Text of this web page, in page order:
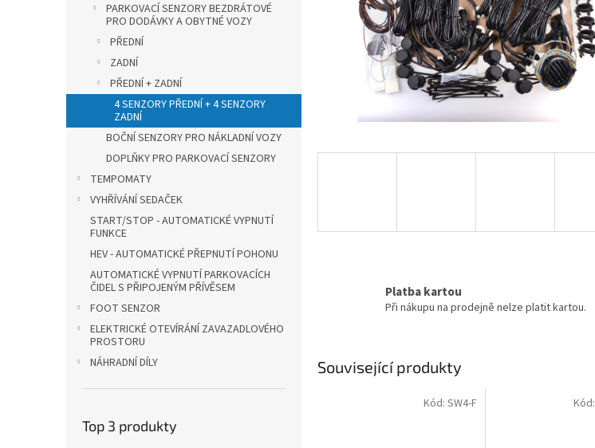
PARKOVACÍ SENZORY BEZDRÁTOVÉ
PRO DODÁVKY A OBYTNÉ VOZY
PŘEDNÍ
ZADNÍ
PŘEDNÍ + ZADNÍ
4 SENZORY PŘEDNÍ + 4 SENZORY
ZADNÍ
BOČNÍ SENZORY PRO NÁKLADNÍ VOZY
DOPLŇKY PRO PARKOVACÍ SENZORY
TEMPOMATY
VYHŘÍVÁNÍ SEDAČEK
START/STOP - AUTOMATICKÉ VYPNUTÍ
FUNKCE
HEV - AUTOMATICKÉ PŘEPNUTÍ POHONU
AUTOMATICKÉ VYPNUTÍ PARKOVACÍCH
ČIDEL S PŘIPOJENÝM PŘÍVĚSEM
FOOT SENZOR
ELEKTRICKÉ OTEVÍRÁNÍ ZAVAZADLOVÉHO
PROSTORU
NÁHRADNÍ DÍLY
Top 3 produkty
Platba kartou
Při nákupu na prodejně nelze platit kartou.
Související produkty
Kód: SW4-F Kód: